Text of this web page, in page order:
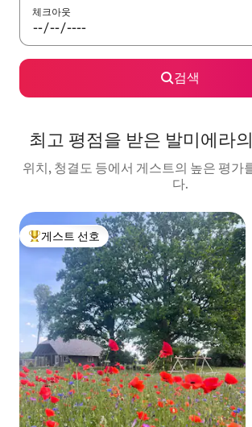
체크아웃
검색
최고 평점을 받은 발미에라
위치, 청결도 등에서 게스트의 높은 평가
다.
상위 게스트 선호
게스트 선호